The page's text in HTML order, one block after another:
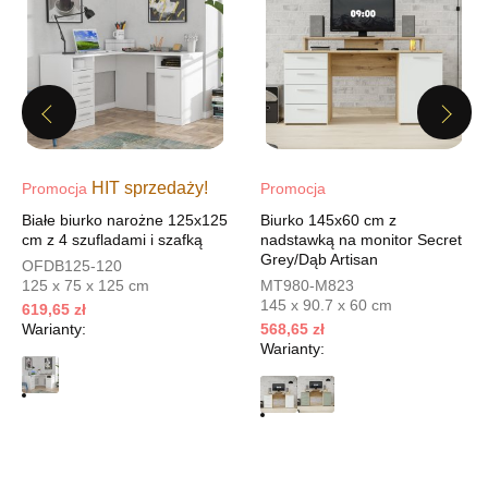
Pn-Pt: 10:00-18:00, Sb: 10:00-15:00
629,00 zł 534,65 zł
Najniższa cena sprzedawcy z ostatnich 30 dni 629,00 zł
Wybierz
Salon meblowy
UL.PIONIERÓW 44
66-600 KROSNO ODRZAŃSKIE
Nr tel.
Adres e-mail:
meblostyl01@op.pl
Godziny otwarcia
Pn-Pt: 09:00-17:00, Sb: 09:00-14:00
629,00 zł
Previous
Promocja HIT sprzedaży!
Białe biurko narożne 125x125
cm z 4 szufladami i szafką
OFDB125-120
125 x 75 x 125 cm
619,65 zł
Warianty:
Promocja
Biurko 145x60 cm z
nadstawką na monitor Secret
Grey/Dąb Artisan
MT980-M823
145 x 90.7 x 60 cm
568,65 zł
Warianty:
Next